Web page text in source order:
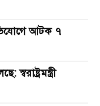
আটক ৭